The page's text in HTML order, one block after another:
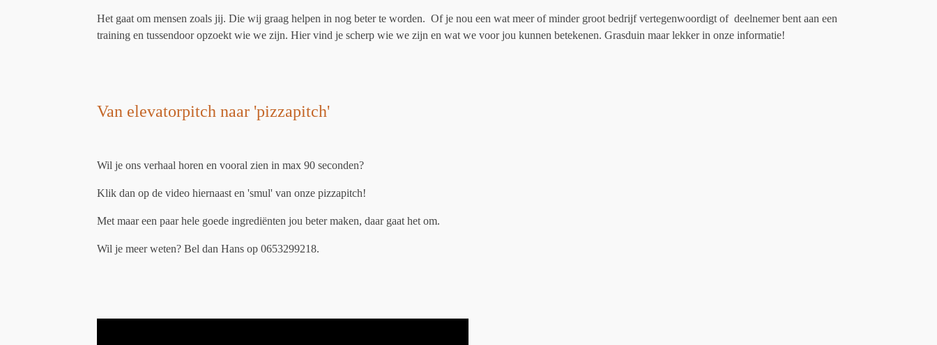
Het gaat om mensen zoals jij. Die wij graag helpen in nog beter te worden. Of je nou een wat meer of minder groot bedrijf vertegenwoordigt of deelnemer bent aan een
training en tussendoor opzoekt wie we zijn. Hier vind je scherp wie we zijn en wat we voor jou kunnen betekenen. Grasduin maar lekker in onze informatie!
Van elevatorpitch naar 'pizzapitch'
Wil je ons verhaal horen en vooral zien in max 90 seconden?
Klik dan op de video hiernaast en 'smul' van onze pizzapitch!
Met maar een paar hele goede ingrediënten jou beter maken, daar gaat het om.
Wil je meer weten? Bel dan Hans op 0653299218.